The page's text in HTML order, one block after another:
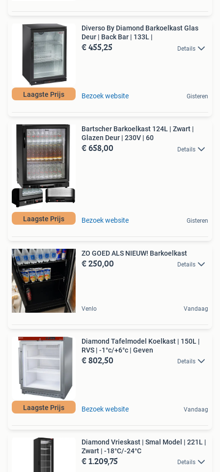
Laagste Prijs
Diverso By Diamond Barkoelkast Glas
Deur | Back Bar | 133L |
€ 455,25 Details
Bezoek website Gisteren
Laagste Prijs
Bartscher Barkoelkast 124L | Zwart |
Glazen Deur | 230V | 60
€ 658,00 Details
Bezoek website Gisteren
ZO GOED ALS NIEUW! Barkoelkast
€ 250,00 Details
Venlo Vandaag
Laagste Prijs
Diamond Tafelmodel Koelkast | 150L |
RVS | -1°c/+6°c | Geven
€ 802,50 Details
Bezoek website Vandaag
Diamond Vrieskast | Smal Model | 221L |
Zwart | -18°C/-24°C
€ 1.209,75 Details